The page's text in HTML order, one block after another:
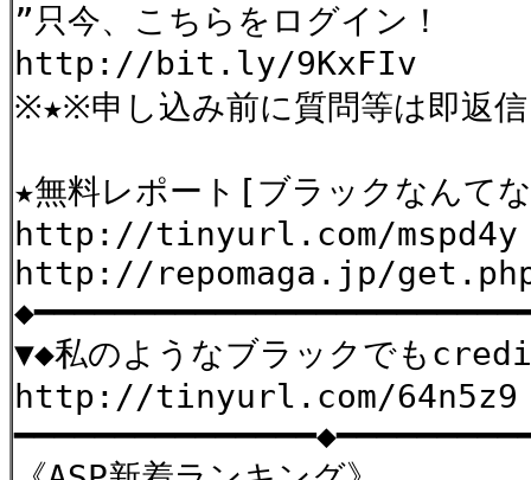
”只今、こちらをログイン！
http://bit.ly/9KxFIv
※★※申し込み前に質問等は即返
★無料レポート[ブラックなんて
http://tinyurl.com/mspd4y
http://repomaga.jp/
▼◆私のようなブラックでも
http://tinyurl.com/64n5z9